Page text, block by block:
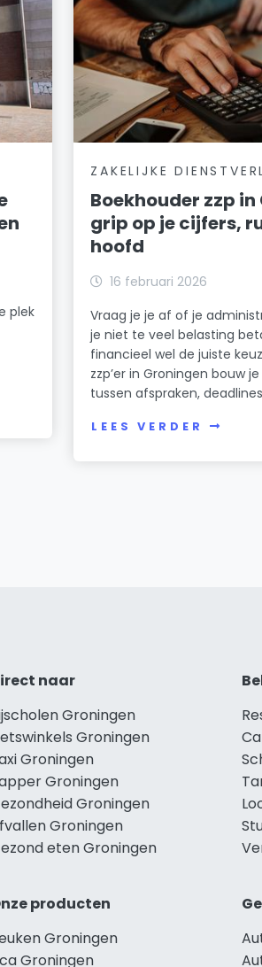
plek
ZAKELIJKE
Boekhouder zzp
grip op je cijfers,
hoofd
16 februari 2026
Vraag je je af of je
je niet te veel belasting
financieel wel de juiste
zzp’er in Groningen bouw
tussen afspraken,
LEES VERDER
naar
Groningen
Groningen
Groningen
Groningen
Groningen
Groningen
eten Groningen
producten
Groningen
Groningen